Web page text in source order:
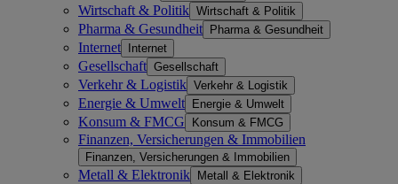
Wirtschaft & Politik Wirtschaft & Politik
Pharma & Gesundheit Pharma & Gesundheit
Internet Internet
Gesellschaft Gesellschaft
Verkehr & Logistik Verkehr & Logistik
Energie & Umwelt Energie & Umwelt
Konsum & FMCG Konsum & FMCG
Finanzen, Versicherungen & Immobilien
Finanzen, Versicherungen & Immobilien
Metall & Elektronik Metall & Elektronik